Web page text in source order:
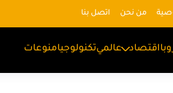
من نحن اتصل بنا
اقتصاد عالميتكنولوجيامنوعات